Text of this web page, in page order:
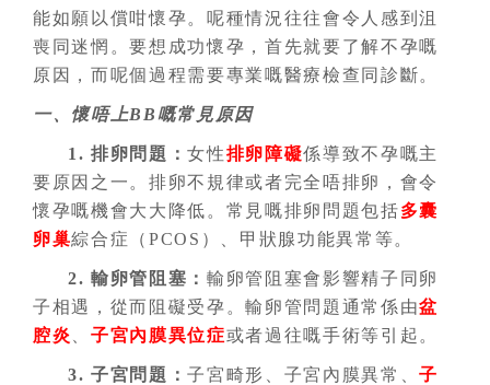
能如願以償咁懷孕。呢種情況往往會令人感到沮
喪同迷惘。要想成功懷孕，首先就要了解不孕嘅
原因，而呢個過程需要專業嘅醫療檢查同診斷。
一、懷唔上BB嘅常見原因
1. 排卵問題：女性排卵障礙係導致不孕嘅主
要原因之一。排卵不規律或者完全唔排卵，會令
懷孕嘅機會大大降低。常見嘅排卵問題包括多囊
卵巢綜合症（PCOS）、甲狀腺功能異常等。
2. 輸卵管阻塞 ：輸卵管阻塞會影響精子同卵
子相遇，從而阻礙受孕。輸卵管問題通常係由盆
腔炎 、子宮內膜異位症或者過往嘅手術等引起。
3. 子宮問題 ：子宮畸形、子宮內膜異常、子